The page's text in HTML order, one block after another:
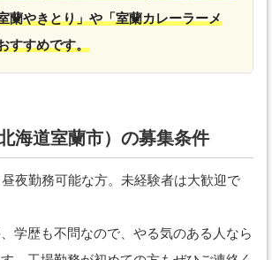
蘭やきとり」や「室蘭カレーラーメ
すすめです。
海道室蘭市）の募集条件
夜勤務可能な方。未経験者は大歓迎で
学歴も不問なので、やる気のある人なら